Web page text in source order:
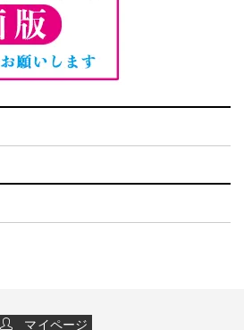
マイページ